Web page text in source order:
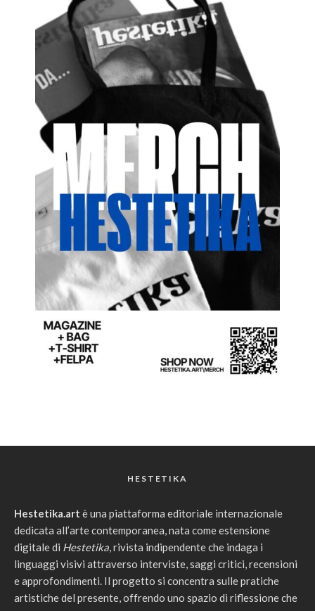
HESTETIKA
Hestetika.art è una piattaforma editoriale internazionale
dedicata all’arte contemporanea, nata come estensione
digitale di Hestetika, rivista indipendente che indaga i
linguaggi visivi attraverso interviste, saggi critici, recensioni
e approfondimenti. Il progetto si concentra sulle pratiche
artistiche del presente, offrendo uno spazio di riflessione che